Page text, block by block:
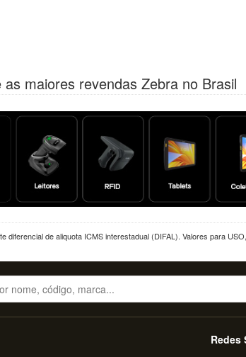
maiores revendas Zebra no Brasil
de aliquota ICMS interestadual (DIFAL). Valores para
Redes